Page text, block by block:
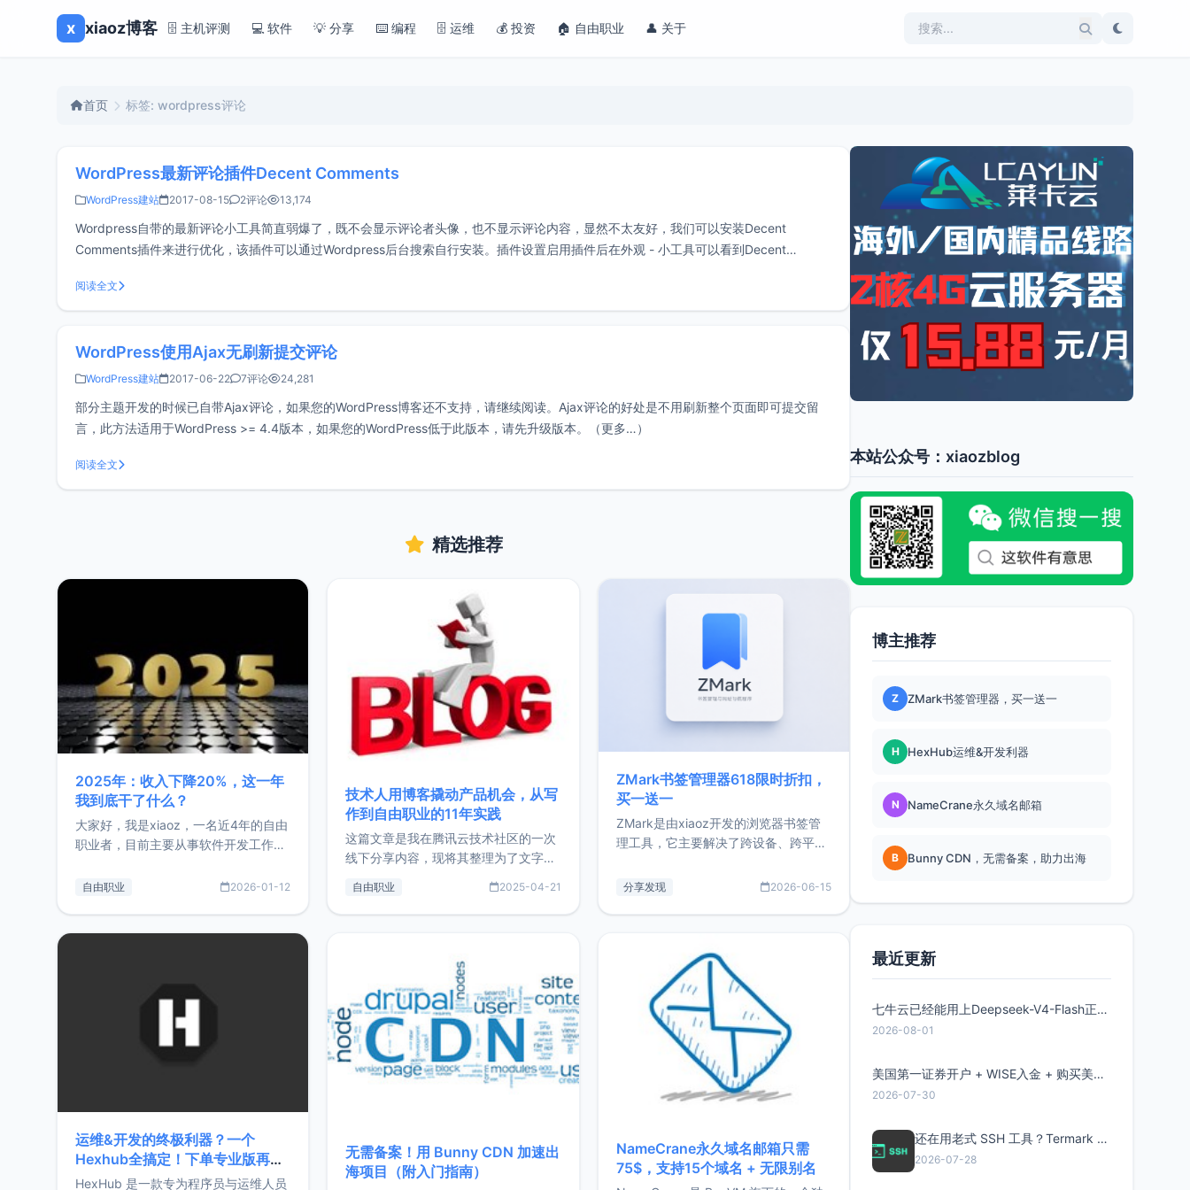
x xiaoz博客 🗄️ 主机评测 💻 软件 💡 分享 ⌨️ 编程 🗄️ 运维 💰 投资 🏠 自由职业 👤 关于
首页 标签: wordpress评论
WordPress最新评论插件Decent Comments
WordPress建站 2017-08-15 2评论 13,174
Wordpress自带的最新评论小工具简直弱爆了，既不会显示评论者头像，也不显示评论内容，显然不太友好，我们可以安装Decent
Comments插件来进行优化，该插件可以通过Wordpress后台搜索自行安装。插件设置启用插件后在外观 - 小工具可以看到Decent
阅读全文
WordPress使用Ajax无刷新提交评论
WordPress建站 2017-06-22 7评论 24,281
部分主题开发的时候已自带Ajax评论，如果您的WordPress博客还不支持，请继续阅读。Ajax评论的好处是不用刷新整个页面即可提交留
言，此方法适用于WordPress >= 4.4版本，如果您的WordPress低于此版本，请先升级版本。（更多…）
阅读全文
精选推荐
2025年：收入下降20%，这一年
我到底干了什么？
大家好，我是xiaoz，一名近4年的自由
职业者，目前主要从事软件开发工作。
的总结，内容主要包括：工作、学习、
自由职业 2026-01-12
技术人用博客撬动产品机会，从写
作到自由职业的11年实践
这篇文章是我在腾讯云技术社区的一次
线下分享内容，现将其整理为了文字
版，分享了写博客11年来的经历，以及
通过博客过渡到做产品和走向自由职业
的一个小故事。文中还首次公开了我的
前从事服务器运维相关工作，现在已经
转自由职业3年，目前
自由职业 2025-04-21
ZMark书签管理器618限时折扣，
买一送一
ZMark是由xiaoz开发的浏览器书签管
理工具，它主要解决了跨设备、跨平
做到一处部署、随处访问。同时，它还
量级： 使用Bun + Hono.js
分享发现 2026-06-15
运维&开发的终极利器？一个
Hexhub全搞定！下单专业版再赠
Zdir/OneNav授权
HexHub 是一款专为程序员与运维人员
无需备案！用 Bunny CDN 加速出
海项目（附入门指南）
NameCrane永久域名邮箱只需
75$，支持15个域名 + 无限别名
本站公众号：xiaozblog
博主推荐
Z ZMark书签管理器，买一送一
H HexHub运维&开发利器
N NameCrane永久域名邮箱
B Bunny CDN，无需备案，助力出海
最近更新
七牛云已经能用上Deepseek-V4-Flash正式版了，点此领取300万Token
2026-08-01
美国第一证券开户 + WISE入金 + 购买美股全流程分享
2026-07-30
还在用老式 SSH 工具？Termark 新一代跨平台智能SSH客户端了解一下
2026-07-28